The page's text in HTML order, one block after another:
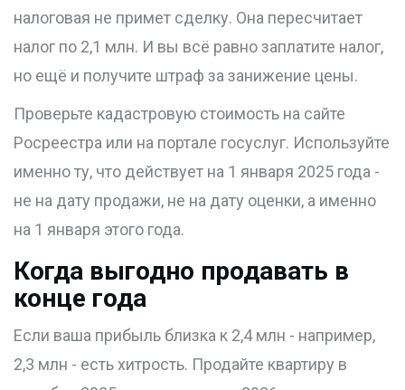
налоговая не примет сделку. Она пересчитает
налог по 2,1 млн. И вы всё равно заплатите налог,
но ещё и получите штраф за занижение цены.
Проверьте кадастровую стоимость на сайте
Росреестра или на портале госуслуг. Используйте
именно ту, что действует на 1 января 2025 года -
не на дату продажи, не на дату оценки, а именно
на 1 января этого года.
Когда выгодно продавать в
конце года
Если ваша прибыль близка к 2,4 млн - например,
2,3 млн - есть хитрость. Продайте квартиру в